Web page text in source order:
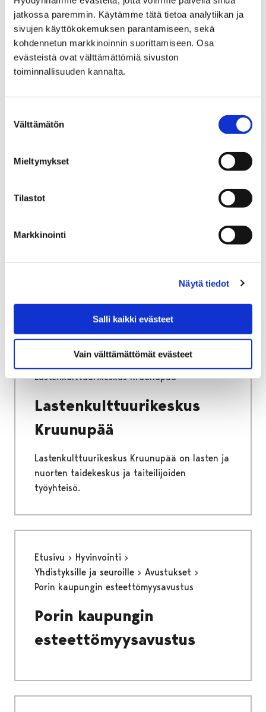
jatkossa paremmin. Käytämme tätä tietoa analytiikan ja
sivujen käyttökokemuksen parantamiseen, sekä
kohdennetun markkinoinnin suorittamiseen. Osa
evästeistä ovat välttämättömiä sivuston
toiminnallisuuden kannalta.
valinta
Välttämätön
Mieltymykset
Tilastot
Markkinointi
Näytä tiedot
Salli kaikki evästeet
Vain välttämättömät evästeet
Etusivu
Kaupunki ja hallinto
Hankkeet ja verkostot
Hankkeet
Maahanmuuttajien neuvontapiste
Tietopaketti maahanmuuttajille
Opiskelu Porissa
Etusivu Lomatoiminta
Lomatoiminta
Tältä sivulta löydät tietoa Porin kaupungin
Lastenkulttuurikeskus Kruunupää
Lastenkulttuurikeskus
Kruunupää
Lastenkulttuurikeskus Kruunupää on lasten ja
nuorten taidekeskus ja taiteilijoiden
työyhteisö.
Etusivu
Hyvinvointi
Yhdistyksille ja seuroille
Avustukset
Porin kaupungin esteettömyysavustus
Porin kaupungin
esteettömyysavustus